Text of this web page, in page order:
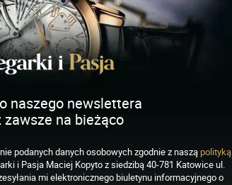
naszego newslettera
zawsze na bieżąco
podanych danych osobowych zgodnie z naszą polityką
i Pasja Maciej Kopyto z siedzibą 40-781 Katowice ul.
mi elektronicznego biuletynu informacyjnego o